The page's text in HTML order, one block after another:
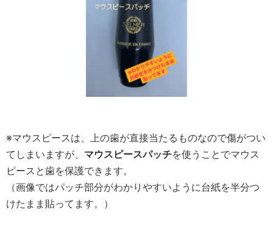
※マウスピースは、上の歯が直接当たるものなので傷がつい
てしまいますが、 マウスピースパッチを使うことでマウス
ピースと歯を保護できます。
（画像ではパッチ部分がわかりやすいように台紙を半分つ
けたまま貼ってます。）